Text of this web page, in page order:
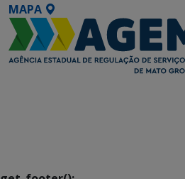
MAPA